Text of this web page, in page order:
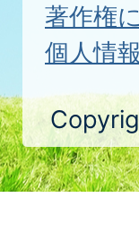
著作権
個人情